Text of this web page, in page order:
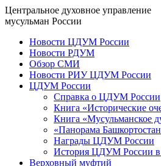
Центральное духовное управление
мусульман России
Новости ЦДУМ России
Новости РДУМ
Обзор СМИ
Новости РИУ ЦДУМ России
ЦДУМ России
Справка о ЦДУМ России
Книга «Исторические
Книга «Мусульманское
«Панорама
Награды ЦДУМ России
История ЦДУМ России в
Верховный муфтий